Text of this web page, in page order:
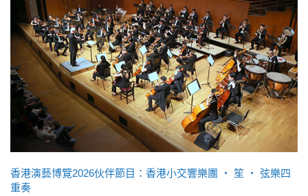
香港演藝博覽2026伙伴節目：香港小交響樂團 ‧ 笙 ‧ 弦樂四
重奏